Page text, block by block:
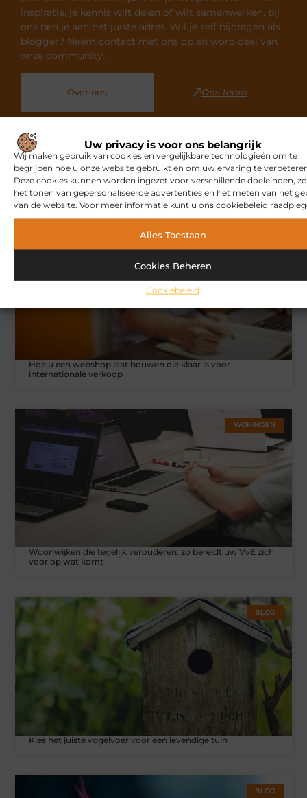
Uw privacy is voor ons belangrijk
Wij maken gebruik van cookies en vergelijkbare technologieën om te
begrijpen hoe u onze website gebruikt en om uw ervaring te
Deze cookies kunnen worden ingezet voor verschillende doeleinden,
het tonen van gepersonaliseerde advertenties en het meten van het
van de website. Voor meer informatie kunt u ons cookiebeleid
Alles Toestaan
Cookies Beheren
Cookiebeleid
inspiratie, je kennis wilt delen of wilt samenwerken, bij
ons ben je aan het juiste adres. Wil je zelf bijdragen als
blogger? Neem contact met ons op en word deel van
onze community.
Over ons Ons team
Gerelateerde artikelendie u
mogelijk interesseren
Hoe u een webshop laat bouwen die klaar is voor
internationale verkoop
WONINGEN
Woonwijken die tegelijk verouderen: zo bereidt uw VvE zich
voor op wat komt
BLOG
Kies het juiste vogelvoer voor een levendige tuin
BLOG